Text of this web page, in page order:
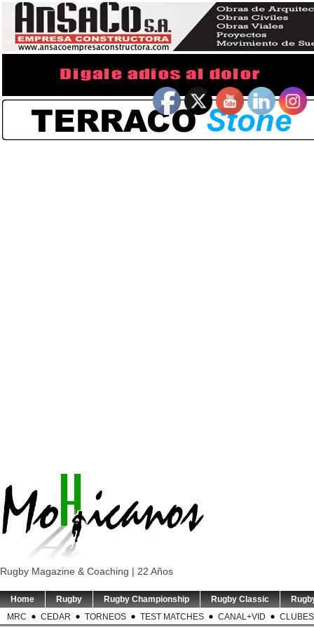
Rugby Magazine & Coaching | 22 Años
Home Rugby Rugby Championship Rugby Classic
MRC
CEDAR TORNEOS TEST MATCHES CANAL+VID CLUBES